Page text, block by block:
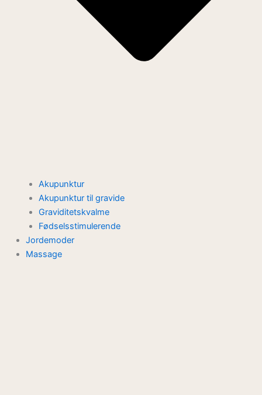
Akupunktur
Akupunktur til gravide
Graviditetskvalme
Fødselsstimulerende
Jordemoder
Massage